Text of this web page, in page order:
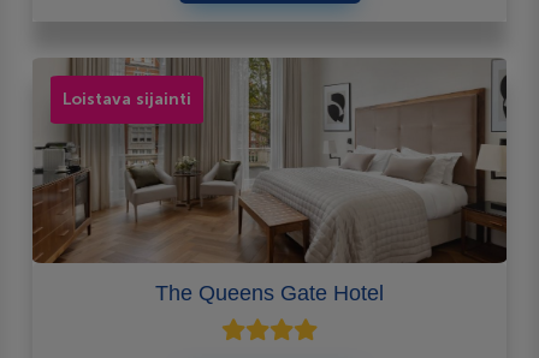
Loistava sijainti
The Queens Gate Hotel